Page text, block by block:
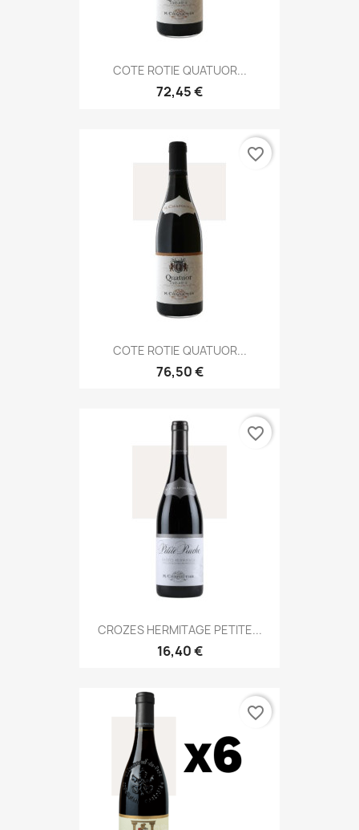
COTE ROTIE QUATUOR...
72,45 €
COTE ROTIE QUATUOR...
76,50 €
favorite_border
CROZES HERMITAGE PETITE...
16,40 €
favorite_border
favorite_border